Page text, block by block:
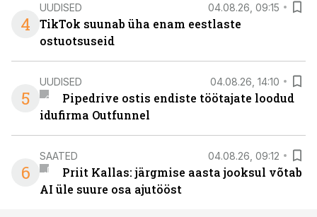
4
UUDISED 04.08.26, 09:15
TikTok suunab üha enam eestlaste
ostuotsuseid
5
UUDISED 04.08.26, 14:10
Pipedrive ostis endiste töötajate loodud
idufirma Outfunnel
6
SAATED 04.08.26, 09:12
Priit Kallas: järgmise aasta jooksul võtab
AI üle suure osa ajutööst